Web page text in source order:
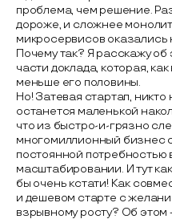
проблема, чем решение.
дороже, и сложнее
микросервисов оказались
Почему так? Я расскажу
части доклада, которая,
меньше его половины.
Но! Затевая стартап, никто
останется маленькой
что из быстро-и-грязно
многомиллионный бизнес
постоянной потребностью
масштабировании. И тут
бы очень кстати! Как
и дешевом старте с
взрывному росту? Об этом